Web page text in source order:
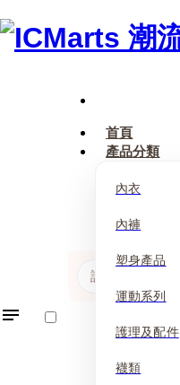
首頁
產品分類
內衣
內褲
塑身產品
運動系列
護理及配件
襪類